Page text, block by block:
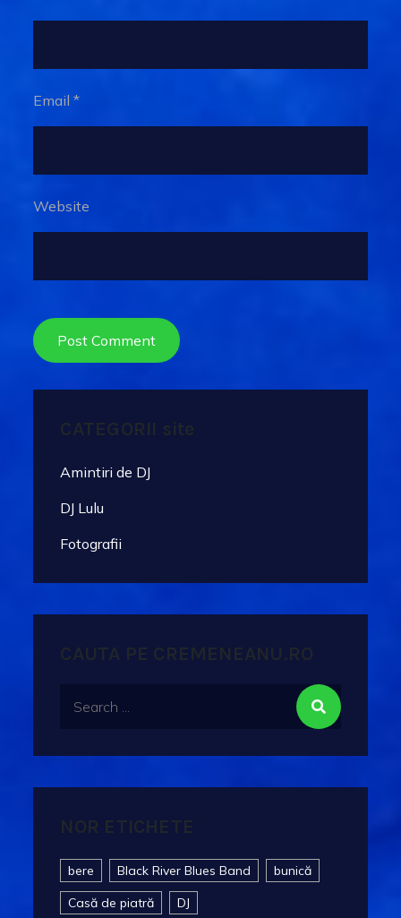
Email*
Website
Amintiri de DJ
DJ Lulu
Fotografii
bere Black River Blues Band
bunică
Casă de piatră
DJ